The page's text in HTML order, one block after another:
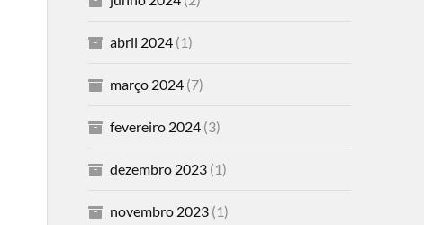
abril 2024(1)
março 2024(7)
fevereiro 2024(3)
dezembro 2023(1)
novembro 2023(1)